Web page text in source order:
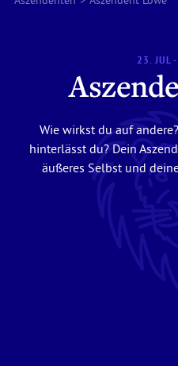
23. JUL
Wie wirkst du auf
hinterlässt du? Dein
äußeres Selbst und